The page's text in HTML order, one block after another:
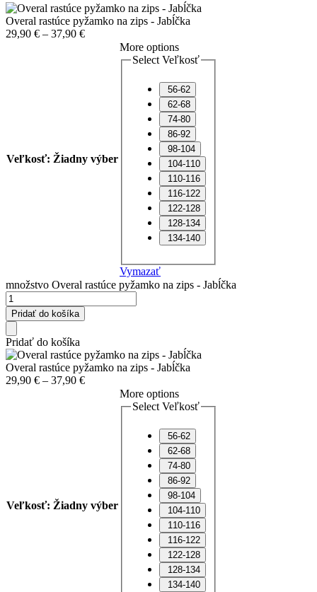
Overal rastúce pyžamko na zips - Jabĺčka
29,90 € – 37,90 €
Veľkosť: Žiadny výber
More options
Select Veľkosť
56-62
62-68
74-80
86-92
98-104
104-110
110-116
116-122
122-128
128-134
134-140
Vymazať
množstvo Overal rastúce pyžamko na zips - Jabĺčka
Pridať do košíka
Pridať do košíka
Overal rastúce pyžamko na zips - Jabĺčka
29,90 € – 37,90 €
Veľkosť: Žiadny výber
More options
Select Veľkosť
56-62
62-68
74-80
86-92
98-104
104-110
110-116
116-122
122-128
128-134
134-140